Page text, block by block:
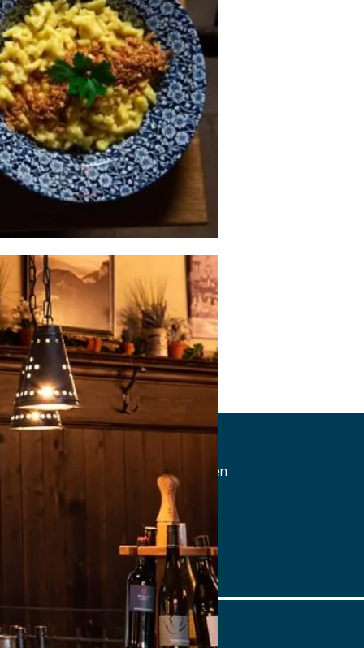
Zum Riederstein
Atelierstraße 18, 81671 München
Tel.: Tel.: 089-41320500
www.zumriederstein.de
Zum Riederstein